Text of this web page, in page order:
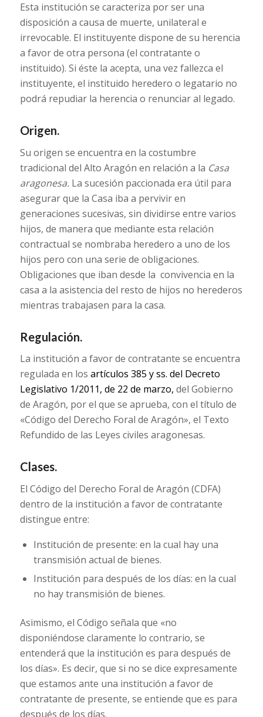
Esta institución se caracteriza por ser una
disposición a causa de muerte, unilateral e
irrevocable. El instituyente dispone de su herencia
a favor de otra persona (el contratante o
instituido). Si éste la acepta, una vez fallezca el
instituyente, el instituido heredero o legatario no
podrá repudiar la herencia o renunciar al legado.
Origen.
Su origen se encuentra en la costumbre
tradicional del Alto Aragón en relación a la Casa
aragonesa.La sucesión paccionada era útil para
asegurar que la Casa iba a pervivir en
generaciones sucesivas, sin dividirse entre varios
hijos, de manera que mediante esta relación
contractual se nombraba heredero a uno de los
hijos pero con una serie de obligaciones.
Obligaciones que iban desde la convivencia en la
casa a la asistencia del resto de hijos no herederos
mientras trabajasen para la casa.
Regulación.
La institución a favor de contratante se encuentra
regulada en los artículos 385 y ss. del Decreto
Legislativo 1/2011, de 22 de marzo, del Gobierno
de Aragón, por el que se aprueba, con el título de
«Código del Derecho Foral de Aragón», el Texto
Refundido de las Leyes civiles aragonesas.
Clases.
El Código del Derecho Foral de Aragón (CDFA)
dentro de la institución a favor de contratante
distingue entre:
Institución de presente: en la cual hay una
transmisión actual de bienes.
Institución para después de los días: en la cual
no hay transmisión de bienes.
Asimismo, el Código señala que «no
disponiéndose claramente lo contrario, se
entenderá que la institución es para después de
los días». Es decir, que si no se dice expresamente
que estamos ante una institución a favor de
contratante de presente, se entiende que es para
después de los días.